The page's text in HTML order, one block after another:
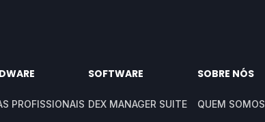
PROFISSIONAIS
SOFTWARE
DEX MANAGER SUITE
SOBRE NÓS
QUEM SOMOS